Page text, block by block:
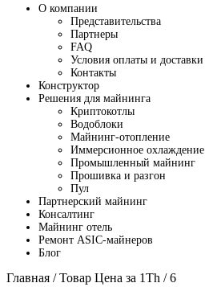
О компании
Представительства
Партнеры
FAQ
Условия оплаты и доставки
Контакты
Конструктор
Решения для майнинга
Криптокотлы
Водоблоки
Майнинг-отопление
Иммерсионное охлаждение
Промышленный майнинг
Прошивка и разгон
Пул
Партнерский майнинг
Консалтинг
Майнинг отель
Ремонт ASIC-майнеров
Блог
Главная / Товар Цена за 1Th / 6